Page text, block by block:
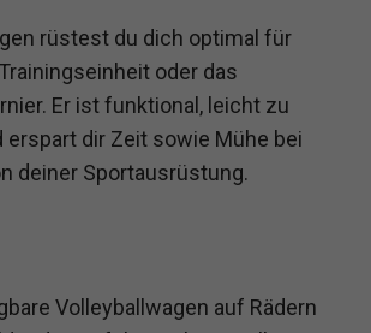
rüstest du dich optimal für
oder das
Er ist funktional, leicht zu
erspart dir Zeit sowie Mühe bei
deiner Sportausrüstung.
Volleyballwagen auf Rädern